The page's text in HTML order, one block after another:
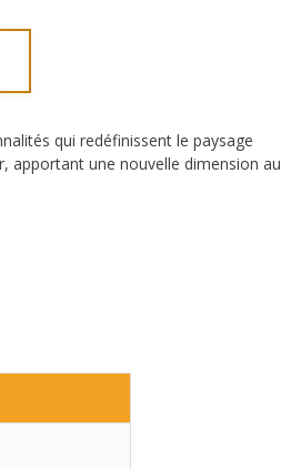
qui redéfinissent le paysage
apportant une nouvelle dimension au